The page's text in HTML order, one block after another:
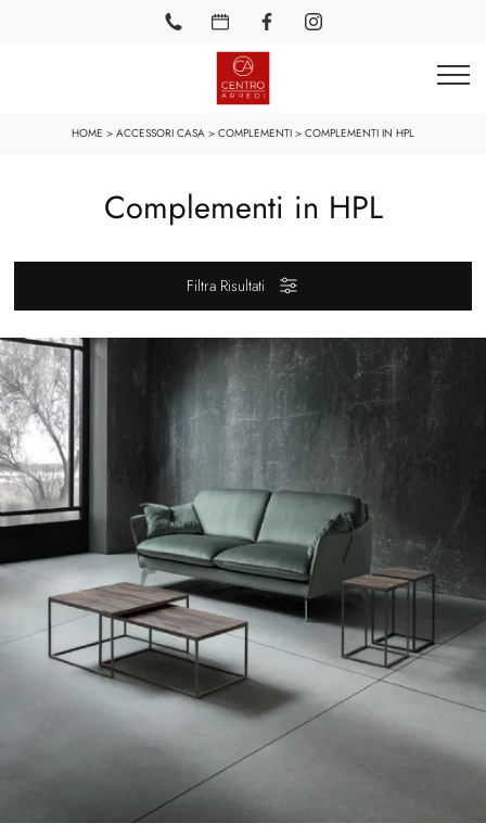
HOME > ACCESSORI CASA > COMPLEMENTI > COMPLEMENTI IN HPL
Complementi in HPL
Filtra Risultati